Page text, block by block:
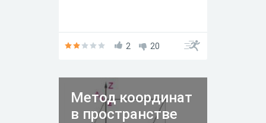
2 20
Метод координат
в пространстве